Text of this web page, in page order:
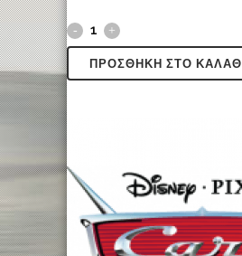
ΠΡΟΣΘΉΚΗ ΣΤΟ ΚΑΛΆΘΙ